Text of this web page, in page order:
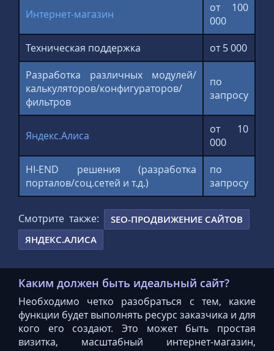
Интернет-магазин
от 100
000
Техническая поддержка
от 5 000
Разработка различных модулей/
калькуляторов/конфигураторов/
фильтров
по
запросу
Яндекс.Алиса
от 10
000
HI-END решения (разработка
порталов/соц.сетей и т.д.)
по
запросу
Смотрите также:
SEO-ПРОДВИЖЕНИЕ САЙТОВ
ЯНДЕКС.АЛИСА
Каким должен быть идеальный сайт?
Необходимо четко разобраться с тем, какие
функции будет выполнять ресурс заказчика и для
кого его создают. Это может быть простая
визитка, масштабный интернет-магазин,